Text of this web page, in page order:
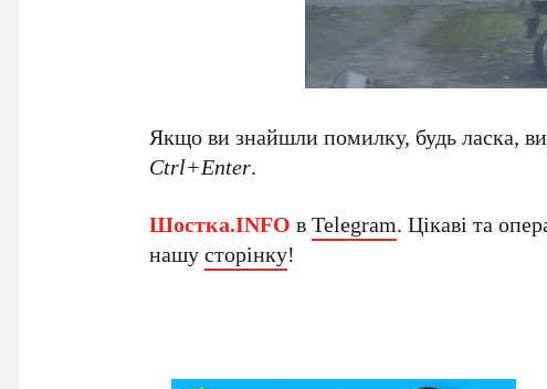
Якщо ви знайшли помилку, будь ласка,
Ctrl+Enter.
Шостка.INFO вTelegram. Цікаві та
нашусторінку!